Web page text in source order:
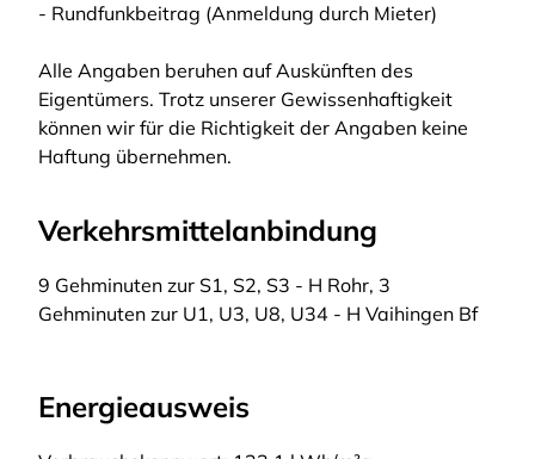
- Rundfunkbeitrag (Anmeldung durch Mieter)
Alle Angaben beruhen auf Auskünften des
Eigentümers. Trotz unserer Gewissenhaftigkeit
können wir für die Richtigkeit der Angaben keine
Haftung übernehmen.
Verkehrsmittelanbindung
9 Gehminuten zur S1, S2, S3 - H Rohr, 3
Gehminuten zur U1, U3, U8, U34 - H Vaihingen Bf
Energieausweis